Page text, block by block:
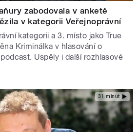
zabodovala v anketě
v kategorii Veřejnoprávní
kategorii a 3. místo jako True
Kriminálka v hlasování o
Uspěly i další rozhlasové
31 minut